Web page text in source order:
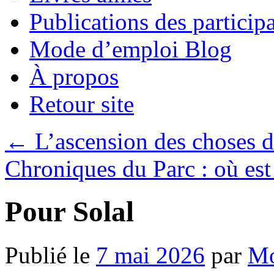
Publications des
Mode d’emploi Blog
À propos
Retour site
← L’ascension des choses
Chroniques du Parc : où
Pour Solal
Publié le 7 mai 2026 par